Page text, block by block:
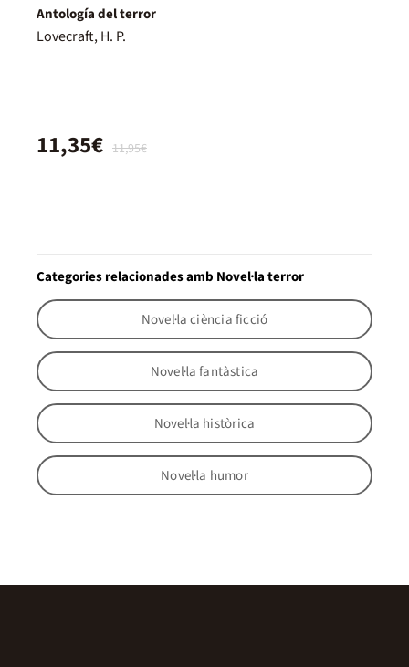
Antología del terror
Lovecraft, H. P.
11,95€
11,35€
Categories relacionades amb Novel·la terror
Novel·la ciència ficció
Novel·la fantàstica
Novel·la històrica
Novel·la humor